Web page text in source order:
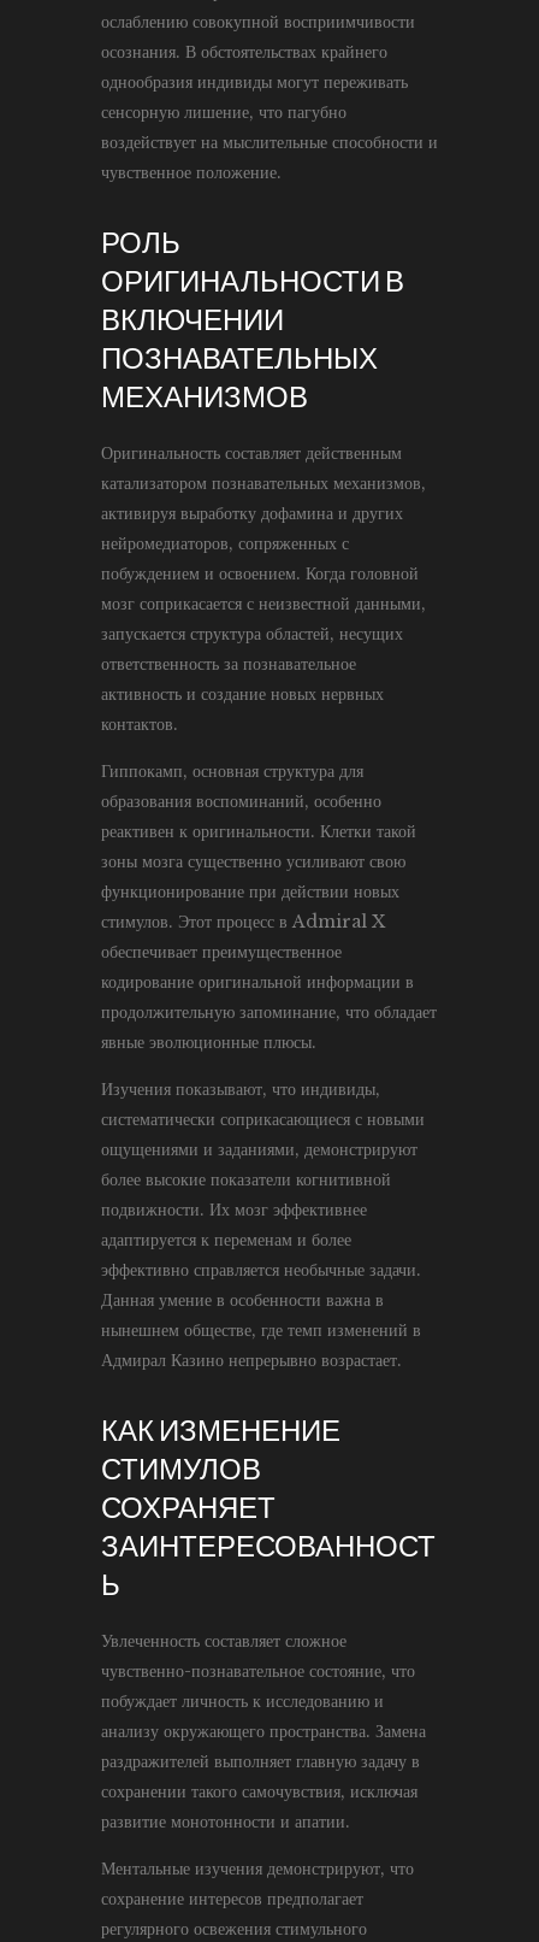
ослаблению совокупной восприимчивости
осознания. В обстоятельствах крайнего
однообразия индивиды могут переживать
сенсорную лишение, что пагубно
воздействует на мыслительные способности и
чувственное положение.
РОЛЬ
ОРИГИНАЛЬНОСТИ В
ВКЛЮЧЕНИИ
ПОЗНАВАТЕЛЬНЫХ
МЕХАНИЗМОВ
Оригинальность составляет действенным
катализатором познавательных механизмов,
активируя выработку дофамина и других
нейромедиаторов, сопряженных с
побуждением и освоением. Когда головной
мозг соприкасается с неизвестной данными,
запускается структура областей, несущих
ответственность за познавательное
активность и создание новых нервных
контактов.
Гиппокамп, основная структура для
образования воспоминаний, особенно
реактивен к оригинальности. Клетки такой
зоны мозга существенно усиливают свою
функционирование при действии новых
стимулов. Этот процесс в Admiral X
обеспечивает преимущественное
кодирование оригинальной информации в
продолжительную запоминание, что обладает
явные эволюционные плюсы.
Изучения показывают, что индивиды,
систематически соприкасающиеся с новыми
ощущениями и заданиями, демонстрируют
более высокие показатели когнитивной
подвижности. Их мозг эффективнее
адаптируется к переменам и более
эффективно справляется необычные задачи.
Данная умение в особенности важна в
нынешнем обществе, где темп изменений в
Адмирал Казино непрерывно возрастает.
КАК ИЗМЕНЕНИЕ
СТИМУЛОВ
СОХРАНЯЕТ
ЗАИНТЕРЕСОВАННОСТ
Ь
Увлеченность составляет сложное
чувственно-познавательное состояние, что
побуждает личность к исследованию и
анализу окружающего пространства. Замена
раздражителей выполняет главную задачу в
сохранении такого самочувствия, исключая
развитие монотонности и апатии.
Ментальные изучения демонстрируют, что
сохранение интересов предполагает
регулярного освежения стимульного